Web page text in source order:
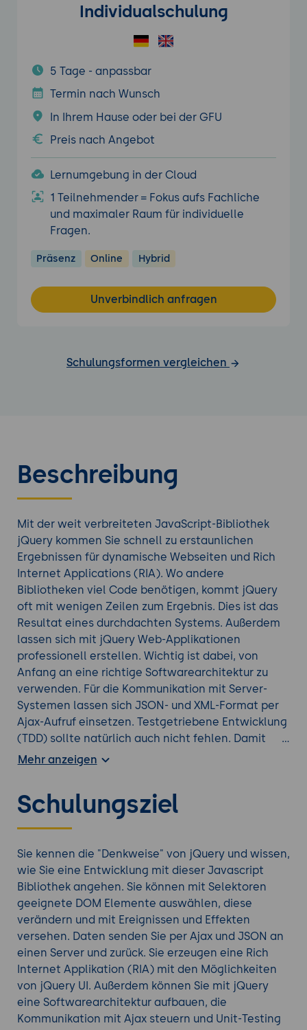
Individualschulung
5 Tage - anpassbar
Termin nach Wunsch
In Ihrem Hause oder bei der GFU
Preis nach Angebot
Lernumgebung in der Cloud
1 Teilnehmender = Fokus aufs Fachliche
und maximaler Raum für individuelle
Fragen.
Präsenz Online Hybrid
Unverbindlich anfragen
Schulungsformen vergleichen
Beschreibung
Mit der weit verbreiteten JavaScript-Bibliothek
jQuery kommen Sie schnell zu erstaunlichen
Ergebnissen für dynamische Webseiten und Rich
Internet Applications (RIA). Wo andere
Bibliotheken viel Code benötigen, kommt jQuery
oft mit wenigen Zeilen zum Ergebnis. Dies ist das
Resultat eines durchdachten Systems. Außerdem
lassen sich mit jQuery Web-Applikationen
professionell erstellen. Wichtig ist dabei, von
Anfang an eine richtige Softwarearchitektur zu
verwenden. Für die Kommunikation mit Server-
Systemen lassen sich JSON- und XML-Format per
Ajax-Aufruf einsetzen. Testgetriebene Entwicklung
(TDD) sollte natürlich auch nicht fehlen. Damit
stellen Sie die Qualität Ihrer jQuery-
Entdecken Sie auch unsere anderen
Mehr anzeigen
Schulungsziel
Sie kennen die "Denkweise" von jQuery und wissen,
wie Sie eine Entwicklung mit dieser Javascript
Bibliothek angehen. Sie können mit Selektoren
geeignete DOM Elemente auswählen, diese
verändern und mit Ereignissen und Effekten
versehen. Daten senden Sie per Ajax und JSON an
einen Server und zurück. Sie erzeugen eine Rich
Internet Applikation (RIA) mit den Möglichkeiten
von jQuery UI. Außerdem können Sie mit jQuery
eine Softwarearchitektur aufbauen, die
Kommunikation mit Ajax steuern und Unit-Testing